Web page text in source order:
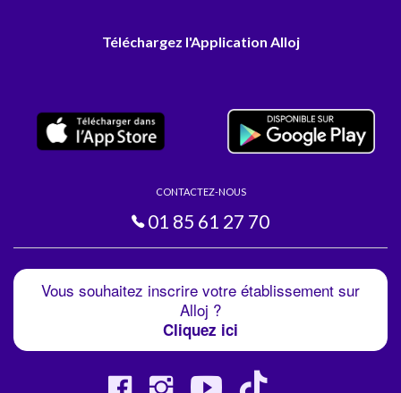
Téléchargez l'Application Alloj
CONTACTEZ-NOUS
01 85 61 27 70
Vous souhaitez inscrire votre établissement sur
Alloj ?
Cliquez ici